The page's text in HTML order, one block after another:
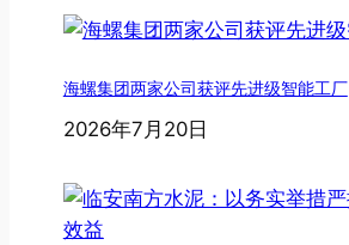
海螺集团两家公司获评先进级智能工厂
2026年7月20日